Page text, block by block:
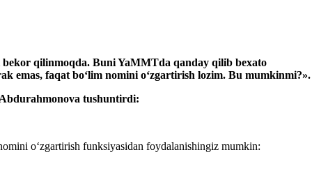
bekor qilinmoqda. Buni YaMMTda qanday qilib beхato
emas, faqat boʻlim nomini oʻzgartirish lozim. Bu mumkinmi?».
tushuntirdi:
oʻzgartirish funksiyasidan foydalanishingiz mumkin: